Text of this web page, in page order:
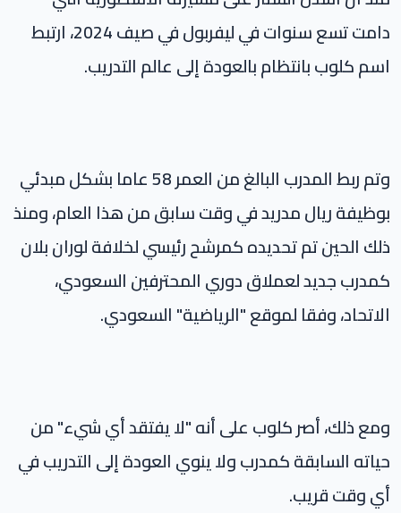
دامت تسع سنوات في ليفربول في صيف 2024، ارتبط
اسم كلوب بانتظام بالعودة إلى عالم التدريب.
وتم ربط المدرب البالغ من العمر 58 عاما بشكل مبدئي
بوظيفة ريال مدريد في وقت سابق من هذا العام، ومنذ
ذلك الحين تم تحديده كمرشح رئيسي لخلافة لوران بلان
كمدرب جديد لعملاق دوري المحترفين السعودي،
الاتحاد، وفقا لموقع "الرياضية" السعودي.
ومع ذلك، أصر كلوب على أنه "لا يفتقد أي شيء" من
حياته السابقة كمدرب ولا ينوي العودة إلى التدريب في
أي وقت قريب.